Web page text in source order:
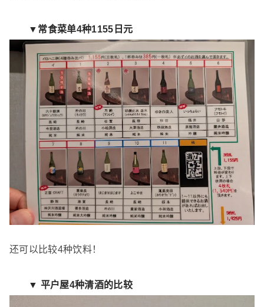
▼常食菜单4种1155日元
还可以比较4种饮料！
▼ 平户屋4种清酒的比较